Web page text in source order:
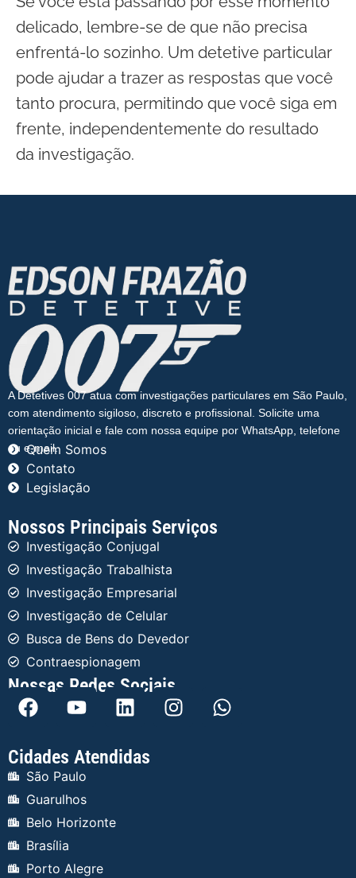
delicado, lembre-se de que não precisa
enfrentá-lo sozinho. Um detetive particular
pode ajudar a trazer as respostas que você
tanto procura, permitindo que você siga em
frente, independentemente do resultado
da investigação.
A Detetives 007 atua com investigações particulares em São Paulo,
com atendimento sigiloso, discreto e profissional. Solicite uma
orientação inicial e fale com nossa equipe por WhatsApp, telefone
ou e-mail.
Quem Somos
Contato
Legislação
Nossos Principais Serviços
Investigação Conjugal
Investigação Trabalhista
Investigação Empresarial
Investigação de Celular
Busca de Bens do Devedor
Contraespionagem
Nossas Redes Sociais
Cidades Atendidas
São Paulo
Guarulhos
Belo Horizonte
Brasília
Porto Alegre